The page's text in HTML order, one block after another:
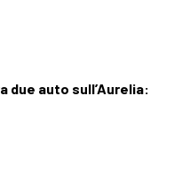
due auto sull’Aurelia: